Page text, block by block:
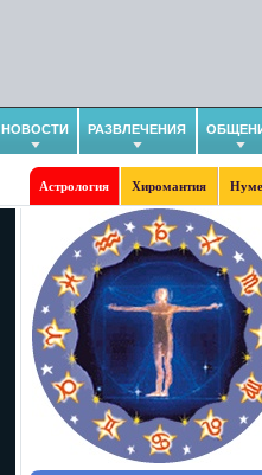
НОВОСТИ РАЗВЛЕЧЕНИЯ
Астрология Хиромантия